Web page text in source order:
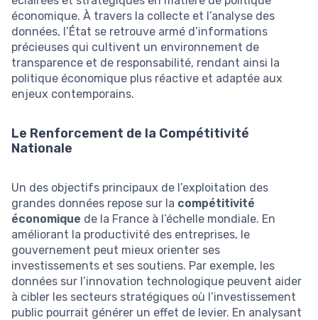
économique. À travers la collecte et l’analyse des
données, l’État se retrouve armé d’informations
précieuses qui cultivent un environnement de
transparence et de responsabilité, rendant ainsi la
politique économique plus réactive et adaptée aux
enjeux contemporains.
Le Renforcement de la Compétitivité
Nationale
Un des objectifs principaux de l’exploitation des
grandes données repose sur la compétitivité
économique de la France à l’échelle mondiale. En
améliorant la productivité des entreprises, le
gouvernement peut mieux orienter ses
investissements et ses soutiens. Par exemple, les
données sur l’innovation technologique peuvent aider
à cibler les secteurs stratégiques où l’investissement
public pourrait générer un effet de levier. En analysant